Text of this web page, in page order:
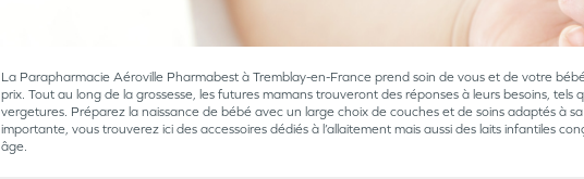
La Parapharmacie Aéroville Pharmabest à Tremblay-en-France prend soin de vous et de votre
prix. Tout au long de la grossesse, les futures mamans trouveront des réponses à leurs besoins, tels
vergetures. Préparez la naissance de bébé avec un large choix de couches et de soins adaptés à
importante, vous trouverez ici des accessoires dédiés à l’allaitement mais aussi des laits infantiles
âge.